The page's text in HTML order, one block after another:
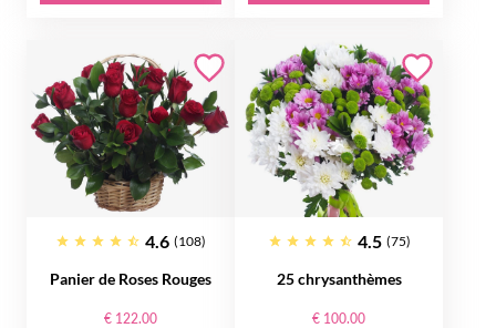
4.6 (108)
Panier de Roses Rouges
€ 122.00
4.5 (75)
25 chrysanthèmes
€ 100.00